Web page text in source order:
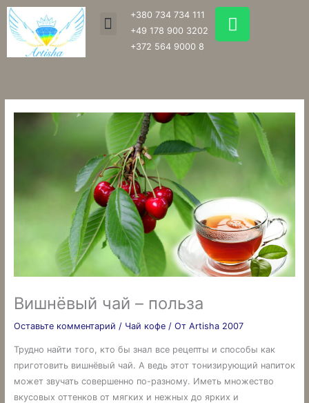
Перейти
содержимому
Menu
+380 734 734 111
+49 178 900 3202
+372 564 9000 8
W
h
a
p
p
Вишнёвый чай – польза
Оставьте комментарий / Чай кофе/ От Artisha 2007
Трудно найти того, кто бы знал все рецепты и способы как
приготовить вишнёвый чай. А ведь этот тонизирующий напиток
может звучать совершенно по-разному. Иметь множество
вкусовых оттенков от мягких и нежных до ярких и